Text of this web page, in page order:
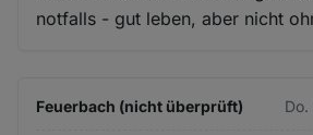
notfalls - gut leben, aber nicht
Feuerbach (nicht überprüft)